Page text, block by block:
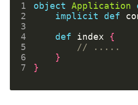
1 object Application
2
implicit def
3
4
def index
{
5
6
}
7
}